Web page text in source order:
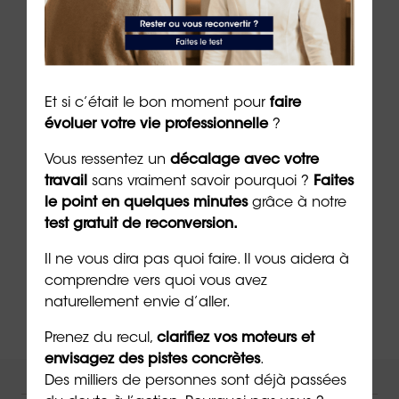
Dr Emeric Lebreton, cofondateur et
dirigeant du groupe ORIENTACTION (18/04/2024)
Passez gratuitement le test : « qu’est-ce qui
Découvrez les 5 raisons de faire unbilan de
compétences avec ORIENTACTION en vidéo
Découvrez notreboutiqueen ligne
NOUS VOUS ACCOMPAGNONS !
Et si c’était le bon moment pour faire
évoluer votre vie professionnelle?
Vous ressentez un décalage avec votre
travail sans vraiment savoir pourquoi ? Faites
le point en quelques minutesgrâce à notre
test gratuit de reconversion.
Il ne vous dira pas quoi faire. Il vous aidera à
comprendre vers quoi vous avez
naturellement envie d’aller.
Prenez du recul, clarifiez vos moteurs et
envisagez des pistes concrètes.
Des milliers de personnes sont déjà passées